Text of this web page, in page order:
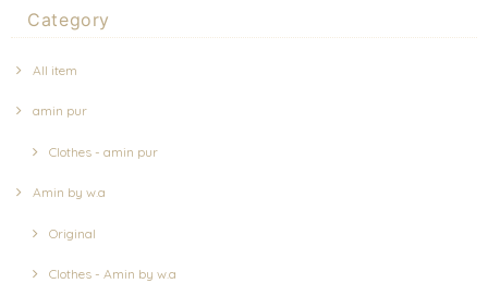
Category
All item
amin pur
Clothes - amin pur
Amin by w.a
Original
Clothes - Amin by w.a